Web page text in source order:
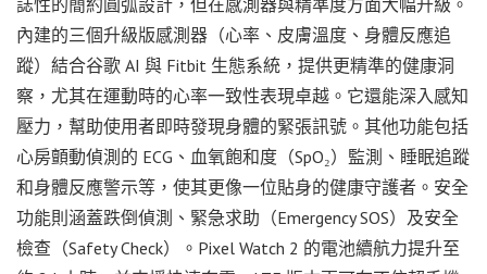
內建的三個升級版感測器（心率、皮膚溫度、身體反應追
蹤）結合谷歌 AI 與 Fitbit 生態系統，提供更精準的健康洞
察，尤其在運動時的心率一致性表現卓越。它還能深入感知
壓力，幫助使用者即時發現身體的緊張訊號。其他功能包括
心房顫動偵測的 ECG、血氧飽和度（SpO₂）監測、睡眠追蹤
和身體反應警示等，使其更像一位貼身的健康守護者。安全
功能則涵蓋跌倒偵測、緊急求助（Emergency SOS）及安全
檢查（Safety Check）。Pixel Watch 2 的電池續航力提升至